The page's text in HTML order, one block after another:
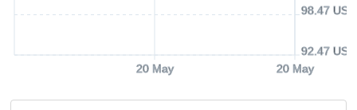
20 May 20 May
92.47 USD
98.47 USD